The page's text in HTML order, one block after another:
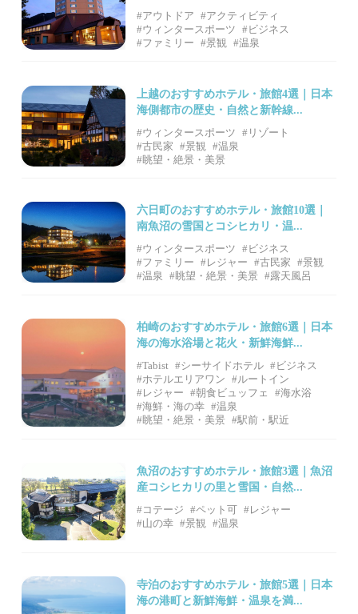
#アウトドア
#アクティビティ
#ウィンタースポーツ
#ビジネス
#ファミリー
#景観 #温泉
上越のおすすめホテル・旅館4選｜日本
海側都市の歴史・自然と新幹線...
#ウィンタースポーツ
#リゾート
#古民家
#景観
#温泉
#眺望・絶景・美景
六日町のおすすめホテル・旅館10選｜
南魚沼の雪国とコシヒカリ・温...
#ウィンタースポーツ
#ビジネス
#ファミリー
#レジャー #古民家
#景観
#温泉
#眺望・絶景・美景 #露天風呂
柏崎のおすすめホテル・旅館6選｜日本
海の海水浴場と花火・新鮮海鮮...
#Tabist #シーサイドホテル #ビジネス
#ホテルエリアワン
#ルートイン
#レジャー
#朝食ビュッフェ
#海水浴
#海鮮・海の幸 #温泉
#眺望・絶景・美景 #駅前・駅近
魚沼のおすすめホテル・旅館3選｜魚沼
産コシヒカリの里と雪国・自然...
#コテージ #ペット可
#レジャー
#山の幸 #景観 #温泉
寺泊のおすすめホテル・旅館5選｜日本
海の港町と新鮮海鮮・温泉を満...